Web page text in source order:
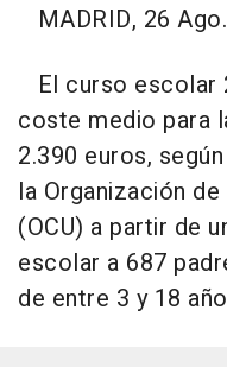
MADRID, 26
El curso escolar
coste medio para
2.390 euros,
la Organización
(OCU) a partir de
escolar a 687
de entre 3 y 18